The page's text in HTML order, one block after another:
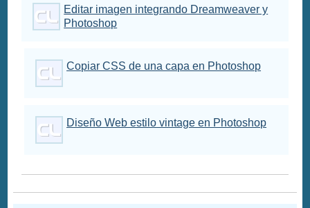
Editar imagen integrando Dreamweaver y
Photoshop
Copiar CSS de una capa en Photoshop
Diseño Web estilo vintage en Photoshop